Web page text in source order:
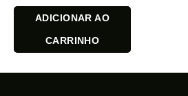
ADICIONAR AO
CARRINHO